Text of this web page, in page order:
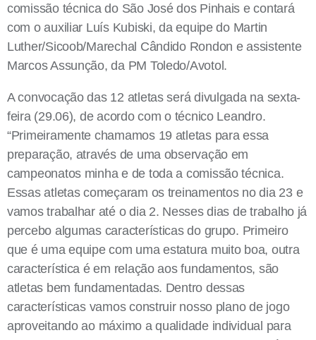
comissão técnica do São José dos Pinhais e contará
com o auxiliar Luís Kubiski, da equipe do Martin
Luther/Sicoob/Marechal Cândido Rondon e assistente
Marcos Assunção, da PM Toledo/Avotol.
A convocação das 12 atletas será divulgada na sexta-
feira (29.06), de acordo com o técnico Leandro.
“Primeiramente chamamos 19 atletas para essa
preparação, através de uma observação em
campeonatos minha e de toda a comissão técnica.
Essas atletas começaram os treinamentos no dia 23 e
vamos trabalhar até o dia 2. Nesses dias de trabalho já
percebo algumas características do grupo. Primeiro
que é uma equipe com uma estatura muito boa, outra
característica é em relação aos fundamentos, são
atletas bem fundamentadas. Dentro dessas
características vamos construir nosso plano de jogo
aproveitando ao máximo a qualidade individual para